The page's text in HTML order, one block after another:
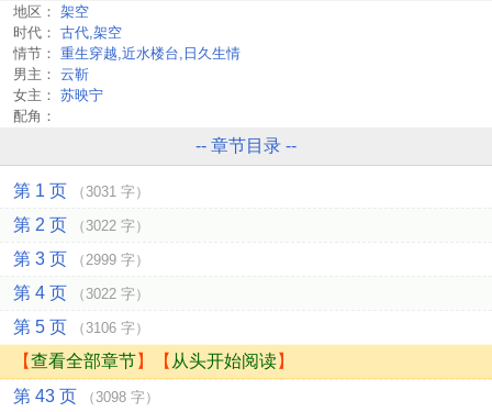
地区： 架空
时代： 古代,架空
情节： 重生穿越,近水楼台,日久生情
男主： 云靳
女主： 苏映宁
配角：
-- 章节目录 --
第 1 页 （3031 字）
第 2 页 （3022 字）
第 3 页 （2999 字）
第 4 页 （3022 字）
第 5 页 （3106 字）
【查看全部章节】【 从头开始阅读】
第 43 页
（3098 字）